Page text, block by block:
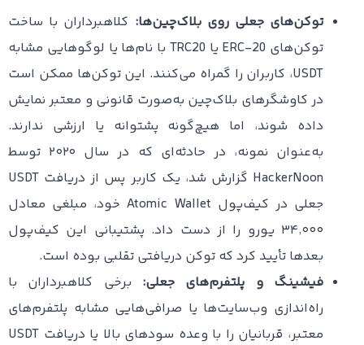
توکن‌های جعلی روی بلاک‌چین‌ها: کلاهبرداران با ساخت
توکن‌های ERC-20 یا TRC20 با نام‌ها یا لوگوهایی مشابه
USDT، کاربران را گمراه می‌کنند. این توکن‌ها ممکن است
در کاوشگرهای بلاک‌چین به‌صورت قانونی و معتبر نمایش
داده شوند، اما هیچ‌گونه پشتوانه یا ارزشی ندارند.
به‌عنوان نمونه، در حادثه‌ای که در سال ۲۰۲۰ توسط
HackerNoon گزارش شد، یک کاربر پس از دریافت USDT
جعلی در کیف‌پول Atomic Wallet خود، مبلغی معادل
۳۴٬۰۰۰ یورو را از دست داد. پشتیبانی این کیف‌پول
بعدها تأیید کرد که توکن دریافتی تقلبی بوده است.
فیشینگ و پلتفرم‌های جعلی: برخی کلاهبرداران با
راه‌اندازی وب‌سایت‌ها یا صرافی‌هایی مشابه پلتفرم‌های
معتبر، قربانیان را با وعده سودهای بالا یا دریافت USDT